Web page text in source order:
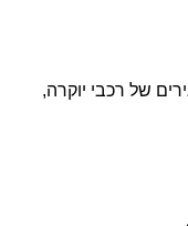
של רכבי יוקרה,